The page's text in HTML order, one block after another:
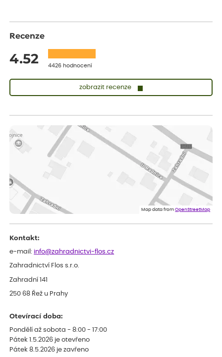
Recenze
4.52 4426 hodnocení
zobrazit recenze
Vše přišlo velice rychle krásně zabalené. Rostlinky po přesazení
velice dobře prospívají
Jarda
Dobrý den, byli jsme spokojeni
Eshop, objednání bylo v pořádku, žádný problém. Jen jsem byla
smutná z dodávky jedné kytky, která nebyla v nejlepší kondici a i
Map data fromOpenStreetMap
Kontakt:
e-mail: info@zahradnictvi-flos.cz
Zahradnictví Flos s.r.o.
Zahradní 141
250 68 Řež u Prahy
Otevírací doba:
Pondělí až sobota - 8:00 - 17:00
Pátek 1.5.2026 je otevřeno
Pátek 8.5.2026 je zavřeno